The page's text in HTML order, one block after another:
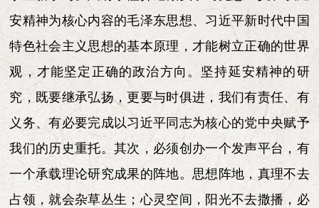
安精神为核心内容的毛泽东思想、习近平新时代中国
特色社会主义思想的基本原理，才能树立正确的世界
观，才能坚定正确的政治方向。坚持延安精神的研
究，既要继承弘扬，更要与时俱进，我们有责任、有
义务、有必要完成以习近平同志为核心的党中央赋予
我们的历史重托。其次，必须创办一个发声平台，有
一个承载理论研究成果的阵地。思想阵地，真理不去
占领，就会杂草丛生；心灵空间，阳光不去撒播，必